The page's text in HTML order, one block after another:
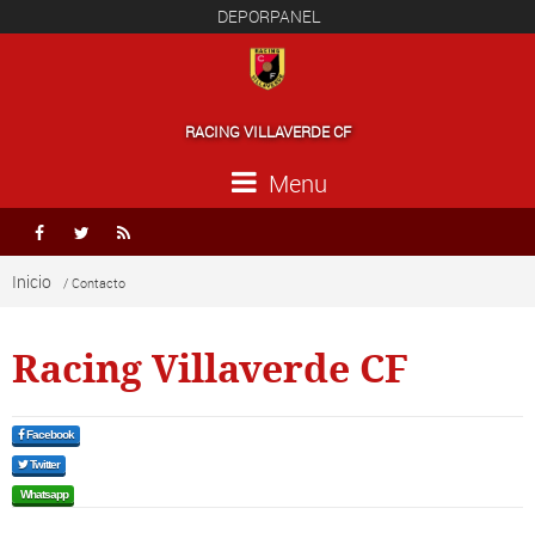
DEPORPANEL
RACING VILLAVERDE CF
Menu
  
Inicio / Contacto
Racing Villaverde CF
Facebook
Twitter
Whatsapp